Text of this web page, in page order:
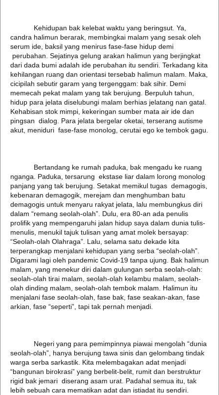
Kehidupan bak kelebat waktu yang beringsut. Ya,
candra halimun berarak, membingkai malam yang sesak oleh
serum ide, baksil yang menirus fase-fase hidup demi
perubahan. Sejatinya gelung arakan halimun yang berjingkat
dari dada bumi adalah ide perubahan itu sendiri. Terkadang kita
kehilangan ruang dan orientasi tersebab halimun malam. Maka,
cicipilah sebutir garam yang tergenggam: bak sihir. Demi
memecah pekat malam yang tak berujung. Berpuluh tahun,
hidup para jelata diselubungi malam berhias jelatang nan gatal.
Kehabisan stok mimpi, kekeringan sumber mata air ide dan
pingsan dialog. Para jelata bergelar oketai, terserang autisme
akut, meniduri fase-fase monolog, cerutai ego ke tembok gagu.
Bertandang ke rumah paduka, bak mengadu ke ruang
nganga. Paduka, tersarung ekstase liar dalam lorong monolog
panjang yang tak berujung. Setakat memikul tugas demagogis,
kebenaran demagogik, merejam dan menghumban batu
demagogis untuk menyaru rakyat jelata, lalu membungkus diri
dalam “remang seolah-olah”. Dulu, era 80-an ada penulis
prolifik yang mempengaruhi jalan hidup saya dalam dunia tulis-
menulis, menukil tajuk tulisan yang amat molek bersayap:
“Seolah-olah Olahraga”. Lalu, selama satu dekade kita
terperangkap menjalani kehidupan yang serba “seolah-olah”.
Digarami lagi oleh pandemic Covid-19 tanpa ujung. Bak halimun
malam, yang menekur diri dalam gulungan serba seolah-olah:
seolah-olah tirai malam, seolah-olah kelambu malam, seolah-
olah dinding malam, seolah-olah tembok malam. Halimun itu
menjalani fase seolah-olah, fase bak, fase seakan-akan, fase
arkian, fase “seperti”, tapi tak pernah menjadi.
Negeri yang para pemimpinnya piawai mengolah “dunia
seolah-olah”, hanya berujung tawa sinis dan gelombang tindak
warga serba sarkastik. Kita melembagakan adat menjadi
“bangunan birokrasi” yang berbelit-belit, rumit dan berstruktur
rigid bak jemari diserang asam urat. Padahal semua itu, tak
lebih sebuah cara mematikan adat dan istiadat itu sendiri.